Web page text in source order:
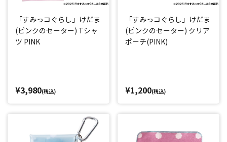
「すみっコぐらし」けだま
(ピンクのセーター) Tシャ
ツ PINK
¥3,980(税込)
「すみっコぐらし」けだま
(ピンクのセーター) クリア
ポーチ(PINK)
¥1,200(税込)